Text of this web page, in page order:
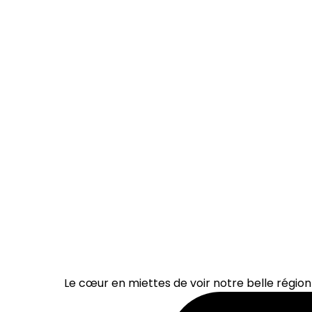
Le cœur en miettes de voir notre belle